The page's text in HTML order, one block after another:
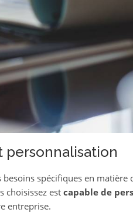
besoins spécifiques en
choisissez est capable de
entreprise.